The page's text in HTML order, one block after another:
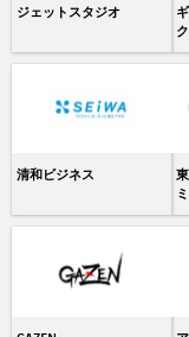
ジェットスタジオ
清和ビジネス